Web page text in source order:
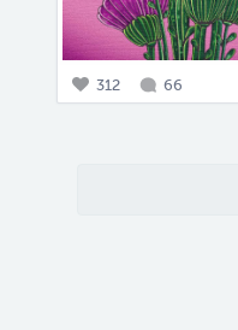
312 66